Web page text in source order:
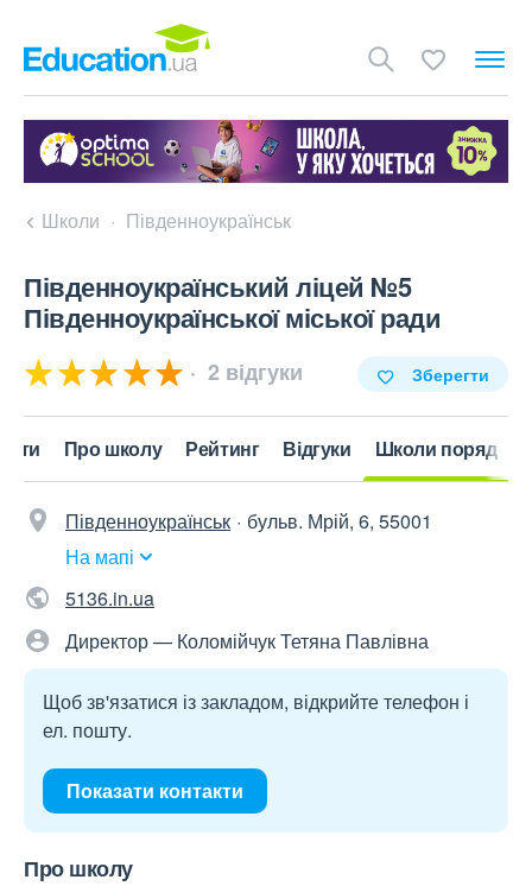
Школи Південноукраїнськ
Південноукраїнський ліцей №5
Південноукраїнської міської ради
2 відгуки Зберегти
Про школу Рейтинг Відгуки Школи поряд
Південноукраїнськ
бульв. Мрій, 6, 55001
На мапі
5136.in.ua
Директор — Коломійчук Тетяна Павлівна
Щоб зв'язатися із закладом, відкрийте телефон і
ел. пошту.
Показати контакти
Про школу